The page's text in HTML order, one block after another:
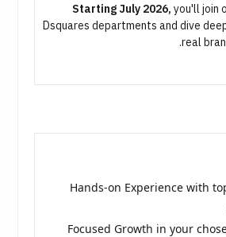
Starting July 2026,you'll join
Dsquares departments and dive
real
Hands-on Experience with
Focused Growth in your